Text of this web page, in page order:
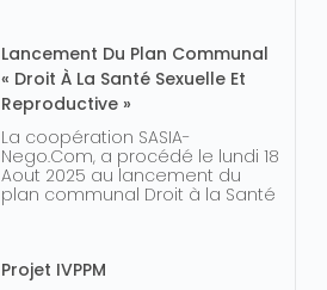
Lancement Du Plan Communal
« Droit À La Santé Sexuelle Et
Reproductive »
La coopération SASIA-
Nego.Com, a procédé le lundi 18
Aout 2025 au lancement du
plan communal Droit à la Santé
Projet IVPPM